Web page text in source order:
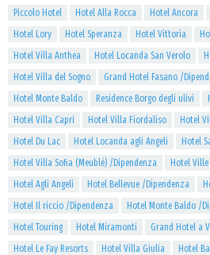
Piccolo Hotel
Hotel Alla Rocca Hotel Ancora
Hotel Lory
Hotel Speranza Hotel Vittoria
Hotel Villa Anthea
Hotel Locanda San Verolo
Hotel Villa del Sogno
Grand Hotel Fasano /
Hotel Monte Baldo
Residence Borgo degli ulivi
Hotel Villa Capri
Hotel Villa Fiordaliso Hotel
Hotel Du Lac
Hotel Locanda agli Angeli
Hotel
Hotel Villa Sofia (Meublè) /Dipendenza
Hotel
Hotel Agli Angeli
Hotel Bellevue /Dipendenza
Hotel Il riccio /Dipendenza
Hotel Monte Baldo /
Hotel Touring
Hotel Miramonti
Grand Hotel a
Hotel Le Fay Resorts
Hotel Villa Giulia Hotel